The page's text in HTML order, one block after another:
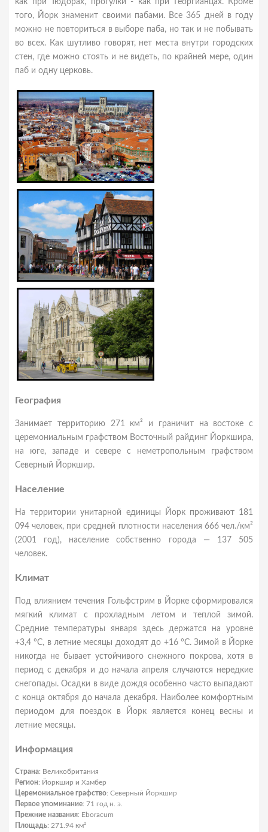
как при Тюдорах, прогулки - как при Георгианцах. Кроме
того, Йорк знаменит своими пабами. Все 365 дней в году
можно не повториться в выборе паба, но так и не побывать
во всех. Как шутливо говорят, нет места внутри городских
стен, где можно стоять и не видеть, по крайней мере, один
паб и одну церковь.
География
Занимает территорию 271 км² и граничит на востоке с
церемониальным графством Восточный райдинг Йоркшира,
на юге, западе и севере с неметропольным графством
Северный Йоркшир.
Население
На территории унитарной единицы Йорк проживают 181
094 человек, при средней плотности населения 666 чел./км²
(2001 год), население собственно города — 137 505
человек.
Климат
Под влиянием течения Гольфстрим в Йорке сформировался
мягкий климат с прохладным летом и теплой зимой.
Средние температуры января здесь держатся на уровне
+3,4 °С, в летние месяцы доходят до +16 °С. Зимой в Йорке
никогда не бывает устойчивого снежного покрова, хотя в
период с декабря и до начала апреля случаются нередкие
снегопады. Осадки в виде дождя особенно часто выпадают
с конца октября до начала декабря. Наиболее комфортным
периодом для поездок в Йорк является конец весны и
летние месяцы.
Информация
Страна: Великобритания
Регион: Йоркшир и Хамбер
Церемониальное графство: Северный Йоркшир
Первое упоминание: 71 год н. э.
Прежние названия: Eboracum
Площадь: 271.94 км²